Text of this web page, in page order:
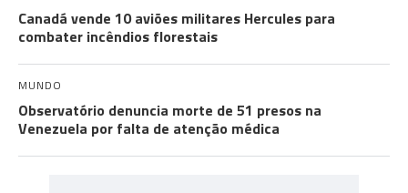
Canadá vende 10 aviões militares Hercules para
combater incêndios florestais
MUNDO
Observatório denuncia morte de 51 presos na
Venezuela por falta de atenção médica